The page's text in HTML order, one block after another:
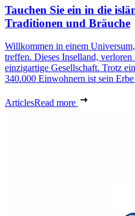
Tauchen Sie ein in die
Traditionen und Bräuche
Willkommen in einem
treffen. Dieses Inselland,
einzigartige Gesellschaft. Trotz
340.000 Einwohnern ist sein
ArticlesRead more